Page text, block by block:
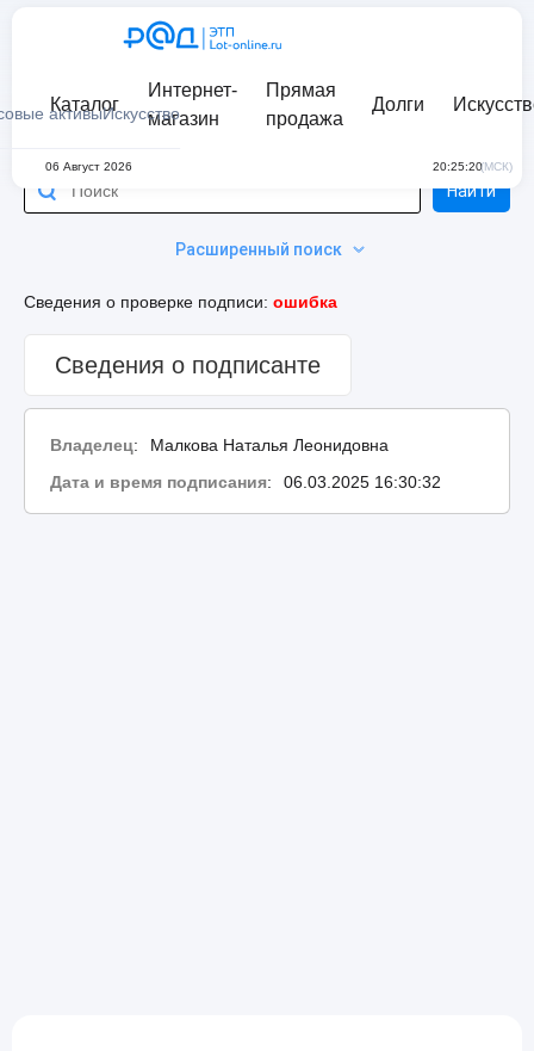
активыИскусство
Каталог
Интернет-
магазин
Прямая
продажа
Долги
06 Август 2026 20:25:20(МСК)
Расширенный поиск
Найти
Сведения о проверке подписи: ошибка
Сведения о подписанте
Владелец:
Малкова Наталья Леонидовна
Дата и время подписания: 06.03.2025 16:30:32